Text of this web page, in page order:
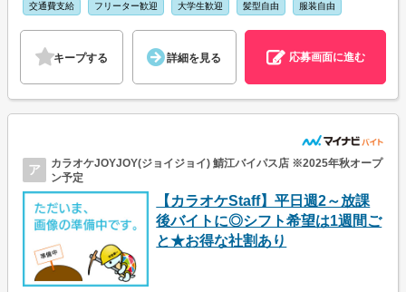
交通費支給 フリーター歓迎 大学生歓迎 髪型自由 服装自由
キープする 詳細を見る 応募画面に進む
ア
カラオケJOYJOY(ジョイジョイ) 鯖江バイパス店 ※2025年秋オープ
ン予定
【カラオケStaff】平日週2～放課
後バイトに◎シフト希望は1週間ご
と★お得な社割あり